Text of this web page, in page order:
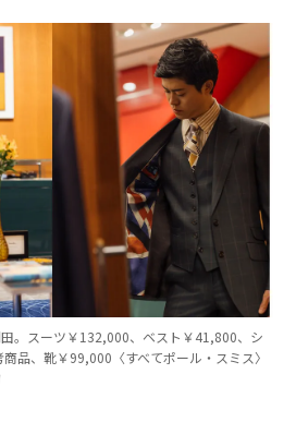
。スーツ￥132,000、ベスト￥41,800、シ
品、靴￥99,000〈すべてポール・スミス〉